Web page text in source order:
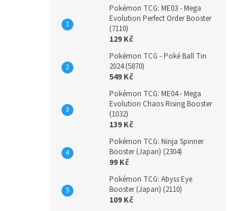
Pokémon TCG: ME03 - Mega
Evolution Perfect Order Booster
(7110)
129 Kč
Pokémon TCG - Poké Ball Tin
2024 (5870)
549 Kč
Pokémon TCG: ME04 - Mega
Evolution Chaos Rising Booster
(1032)
139 Kč
Pokémon TCG: Ninja Spinner
Booster (Japan) (2304)
99 Kč
Pokémon TCG: Abyss Eye
Booster (Japan) (2110)
109 Kč